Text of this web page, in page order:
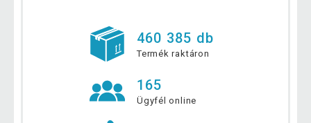
460 385 db
Termék raktáron
165
Ügyfél online